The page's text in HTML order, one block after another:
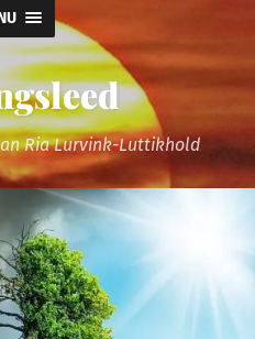
Ria Lurvink-Luttikhold